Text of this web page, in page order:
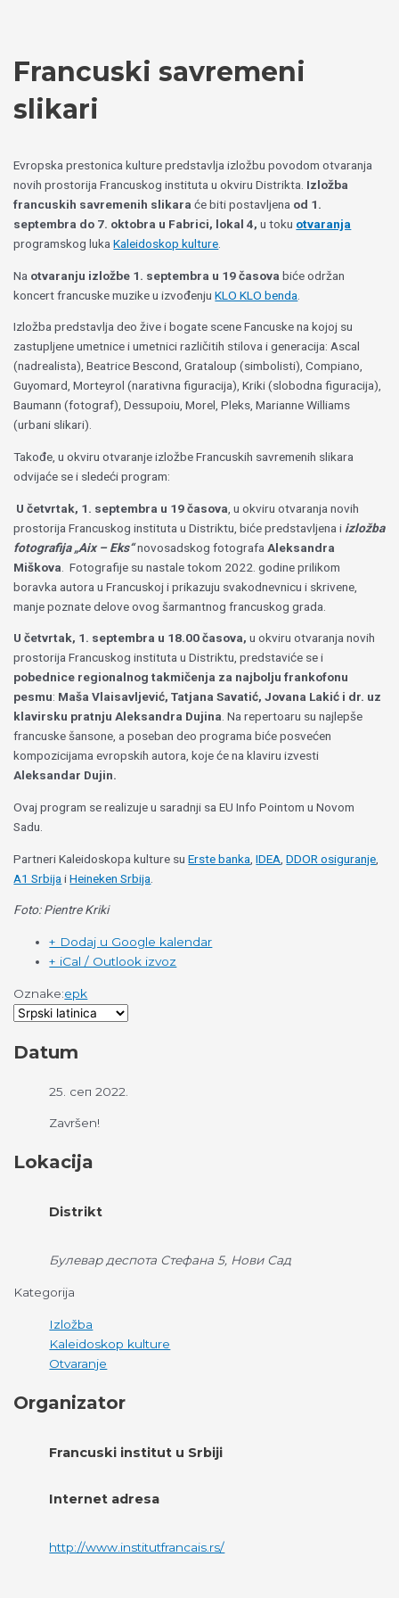
Francuski savremeni
slikari
Evropska prestonica kulture predstavlja izložbu povodom otvaranja
novih prostorija Francuskog instituta u okviru Distrikta. Izložba
francuskih savremenih slikara će biti postavljena od 1.
septembra do 7. oktobra u Fabrici, lokal 4, u toku otvaranja
programskog lukaKaleidoskop kulture
Na otvaranju izložbe 1. septembra u 19 časova biće održan
koncert francuske muzike u izvođenjuKLO KLO benda
Izložba predstavlja deo žive i bogate scene Fancuske na kojoj su
zastupljene umetnice i umetnici različitih stilova i generacija: Ascal
(nadrealista), Beatrice Bescond, Grataloup (simbolisti), Compiano,
Guyomard, Morteyrol (narativna figuracija), Kriki (slobodna figuracija),
Baumann (fotograf), Dessupoiu, Morel, Pleks, Marianne Williams
(urbani slikari).
Takođe, u okviru otvaranje izložbe Francuskih savremenih slikara
odvijaće se i sledeći program:
U četvrtak, 1. septembra u 19 časova , u okviru otvaranja novih
prostorija Francuskog instituta u Distriktu, biće predstavljena i izložba
fotografija „Aix – Eks“novosadskog fotografa Aleksandra
Miškova
Fotografije su nastale tokom 2022. godine prilikom
boravka autora u Francuskoj i prikazuju svakodnevnicu i skrivene,
manje poznate delove ovog šarmantnog francuskog grada.
U četvrtak, 1. septembra u 18.00 časova, u okviru otvaranja novih
prostorija Francuskog instituta u Distriktu, predstaviće se i
pobednice regionalnog takmičenja za najbolju frankofonu
pesmu: Maša Vlaisavljević, Tatjana Savatić, Jovana Lakić i dr. uz
klavirsku pratnju Aleksandra Dujina. Na repertoaru su najlepše
francuske šansone, a poseban deo programa biće posvećen
kompozicijama evropskih autora, koje će na klaviru izvesti
Aleksandar Dujin.
Ovaj program se realizuje u saradnji sa EU Info Pointom u Novom
Sadu.
Partneri Kaleidoskopa kulture suErste banka ,IDEA ,DDOR osiguranje
A1 Srbija iHeineken Srbija
Foto: Pientre Kriki
+ Dodaj u Google kalendar
+ iCal / Outlook izvoz
Oznake:epk
Datum
25. сеп 2022.
Završen!
Lokacija
Distrikt
Булевар деспота Стефана 5, Нови Сад
Kategorija
Izložba
Kaleidoskop kulture
Otvaranje
Organizator
Francuski institut u Srbiji
Internet adresa
http://www.institutfrancais.rs/